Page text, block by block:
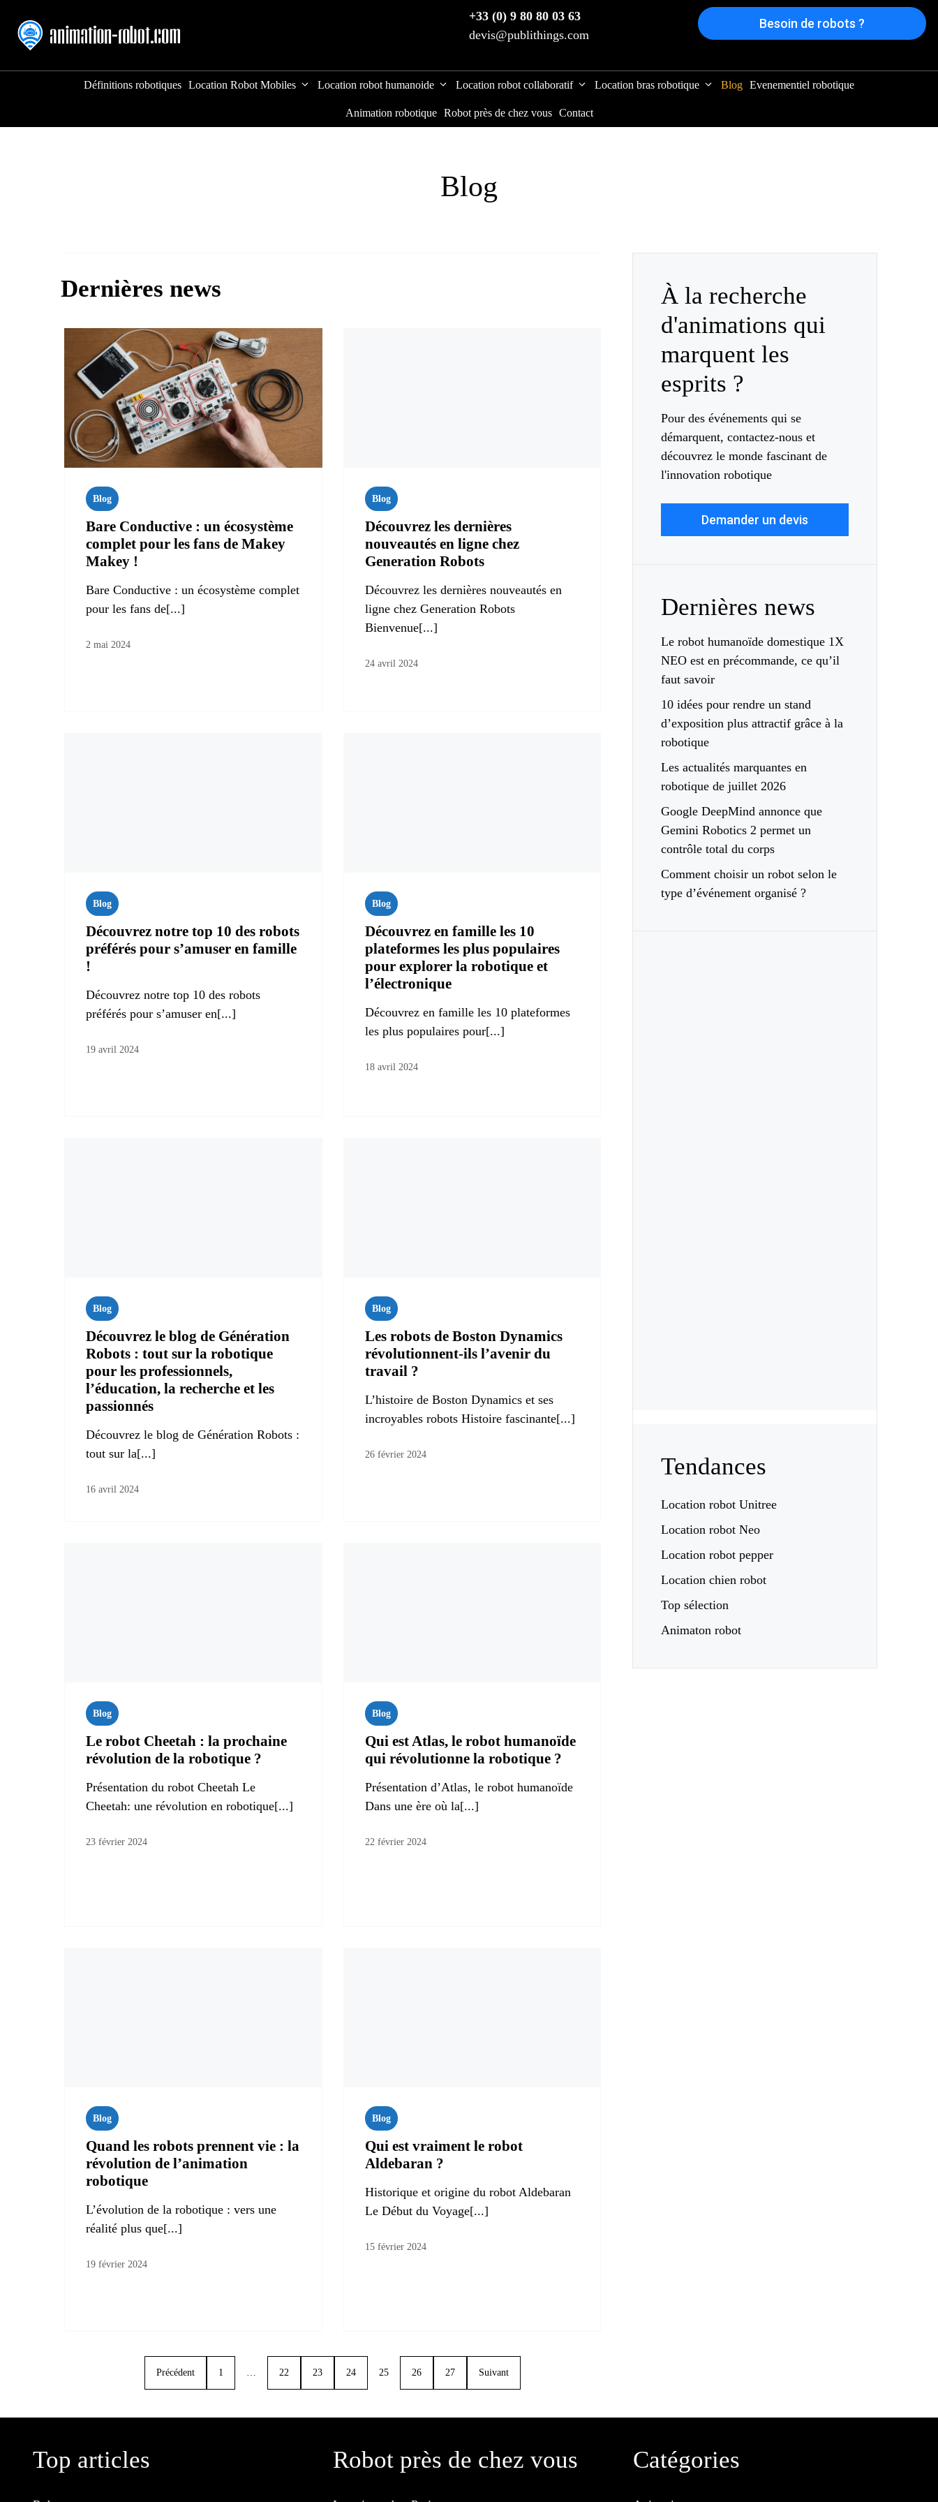
contenu
+33 (0) 9 80 80 03 63
devis@publithings.com
Besoin de robots ?
Définitions robotiques Location Robot Mobiles Location robot humanoide Location robot collaboratif Location bras robotique Blog Evenementiel robotique
Animation robotique Robot près de chez vous Contact
Blog
Dernières news
Blog
Bare Conductive : un écosystème
complet pour les fans de Makey
Makey !
Bare Conductive : un écosystème complet
pour les fans de[...]
2 mai 2024
Blog
Découvrez les dernières
nouveautés en ligne chez
Generation Robots
Découvrez les dernières nouveautés en
ligne chez Generation Robots
Bienvenue[...]
24 avril 2024
Blog
Découvrez notre top 10 des robots
préférés pour s’amuser en famille
!
Découvrez notre top 10 des robots
préférés pour s’amuser en[...]
19 avril 2024
Blog
Découvrez en famille les 10
plateformes les plus populaires
pour explorer la robotique et
l’électronique
Découvrez en famille les 10 plateformes
les plus populaires pour[...]
18 avril 2024
Blog
Découvrez le blog de Génération
Robots : tout sur la robotique
pour les professionnels,
l’éducation, la recherche et les
passionnés
Découvrez le blog de Génération Robots :
tout sur la[...]
16 avril 2024
Blog
Les robots de Boston Dynamics
révolutionnent-ils l’avenir du
travail ?
L’histoire de Boston Dynamics et ses
incroyables robots Histoire fascinante[...]
26 février 2024
Blog
Le robot Cheetah : la prochaine
révolution de la robotique ?
Présentation du robot Cheetah Le
Cheetah: une révolution en robotique[...]
23 février 2024
Blog
Qui est Atlas, le robot humanoïde
qui révolutionne la robotique ?
Présentation d’Atlas, le robot humanoïde
Dans une ère où la[...]
22 février 2024
Blog
Quand les robots prennent vie : la
révolution de l’animation
robotique
L’évolution de la robotique : vers une
réalité plus que[...]
19 février 2024
Blog
Qui est vraiment le robot
Aldebaran ?
Historique et origine du robot Aldebaran
Le Début du Voyage[...]
15 février 2024
Précédent 1 … 22 23 24 25 26 27 Suivant
À la recherche
d'animations qui
marquent les
esprits ?
Pour des événements qui se
démarquent, contactez-nous et
découvrez le monde fascinant de
l'innovation robotique
Demander un devis
Dernières news
Le robot humanoïde domestique 1X
NEO est en précommande, ce qu’il
faut savoir
10 idées pour rendre un stand
d’exposition plus attractif grâce à la
robotique
Les actualités marquantes en
robotique de juillet 2026
Google DeepMind annonce que
Gemini Robotics 2 permet un
contrôle total du corps
Comment choisir un robot selon le
type d’événement organisé ?
Tendances
Location robot Unitree
Location robot Neo
Location robot pepper
Location chien robot
Top sélection
Animaton robot
Top articles Robot près de chez vous Catégories